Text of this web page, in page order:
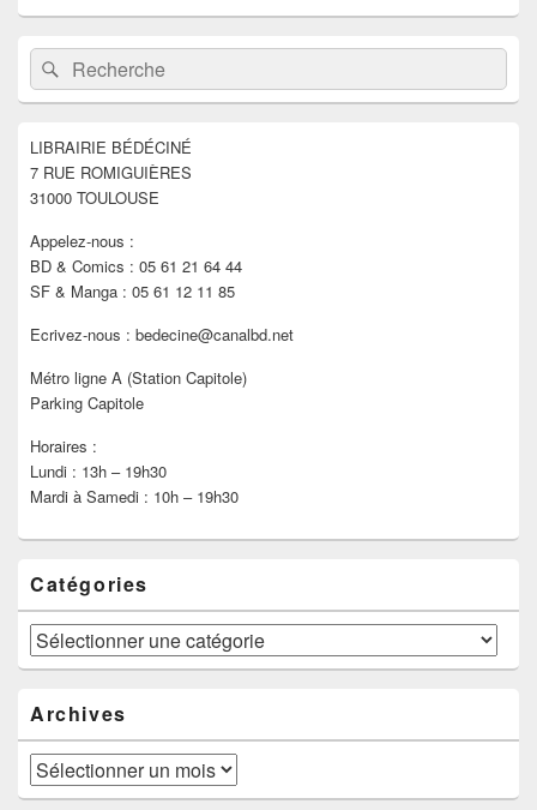
Zone
principale
de
widget
barre
latérale
Recherche :Rechercher
LIBRAIRIE BÉDÉCINÉ
7 RUE ROMIGUIÈRES
31000 TOULOUSE
Appelez-nous :
BD & Comics : 05 61 21 64 44
SF & Manga : 05 61 12 11 85
Ecrivez-nous : bedecine@canalbd.net
Métro ligne A (Station Capitole)
Parking Capitole
Horaires :
Lundi : 13h – 19h30
Mardi à Samedi : 10h – 19h30
Catégories
Catégories
Archives
Archives